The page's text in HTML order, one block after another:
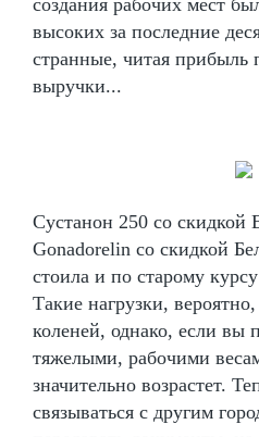
высоких за последние
странные, читая прибыль
выручки...
Сустанон 250 со скидкой
Gonadorelin со скидкой
стоила и по старому
Такие нагрузки,
коленей, однако, если вы
тяжелыми, рабочими
значительно возрастет.
связываться с другим